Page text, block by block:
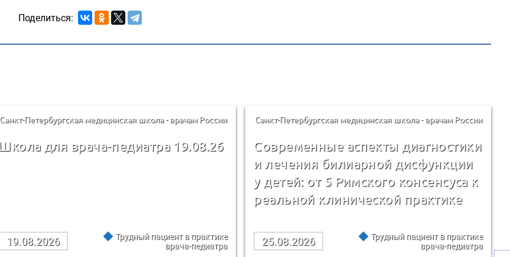
Поделиться:
Санкт-Петербургская медицинская школа - врачам России
Школа для врача-педиатра 19.08.26
19.08.2026
Трудный пациент в практике
врача-педиатра
Санкт-Петербургская медицинская школа - врачам России
Современные аспекты диагностики
и лечения билиарной дисфункции
у детей: от 5 Римского консенсуса к
реальной клинической практике
25.08.2026
Трудный пациент в практике
врача-педиатра